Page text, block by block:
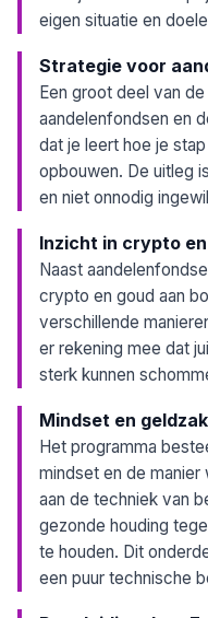
eigen situatie en
Strategie voor
Een groot deel van
aandelenfondsen en
dat je leert hoe je
opbouwen. De uitleg
en niet onnodig
Inzicht in crypto
Naast
crypto en goud aan
verschillende
er rekening mee dat
sterk kunnen
Mindset en
Het programma
mindset en de manier
aan de techniek van
gezonde houding
te houden. Dit
een puur technische